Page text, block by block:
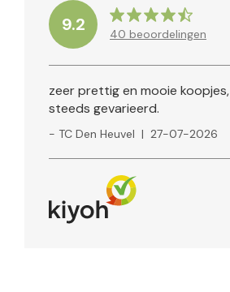
9.2 40 beoordelingen
zeer prettig en mooie koopjes,
steeds gevarieerd.
- TC Den Heuvel | 27-07-2026